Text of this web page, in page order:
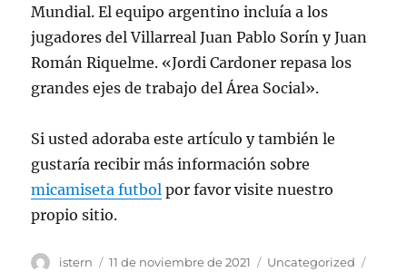
Mundial. El equipo argentino incluía a los
jugadores del Villarreal Juan Pablo Sorín y Juan
Román Riquelme. «Jordi Cardoner repasa los
grandes ejes de trabajo del Área Social».
Si usted adoraba este artículo y también le
gustaría recibir más información sobre
micamiseta futbol por favor visite nuestro
propio sitio.
Autor
istern
Publicado
11 de noviembre de 2021 Categorías
Uncategorized